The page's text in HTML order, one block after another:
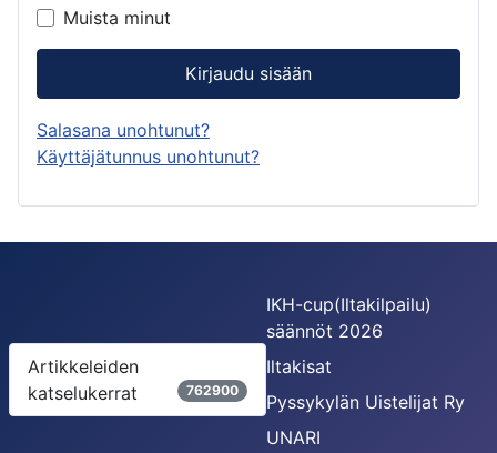
Muista minut
Kirjaudu sisään
Salasana unohtunut?
Käyttäjätunnus unohtunut?
Artikkeleiden
katselukerrat
762900
IKH-cup(Iltakilpailu)
säännöt 2026
Iltakisat
Pyssykylän Uistelijat Ry
UNARI